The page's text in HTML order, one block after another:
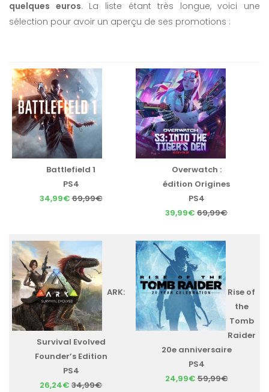
quelques euros. La liste étant très longue, voici une
sélection pour avoir un aperçu de ses promotions :
Battlefield 1
PS4
34,99€69,99€
Overwatch :
édition Origines
PS4
39,99€ 69,99€
ARK:
Survival Evolved
Founder’s Edition
PS4
26,24€ 34,99€
Rise of
the
Tomb
Raider
20e anniversaire
PS4
24,99€59,99€